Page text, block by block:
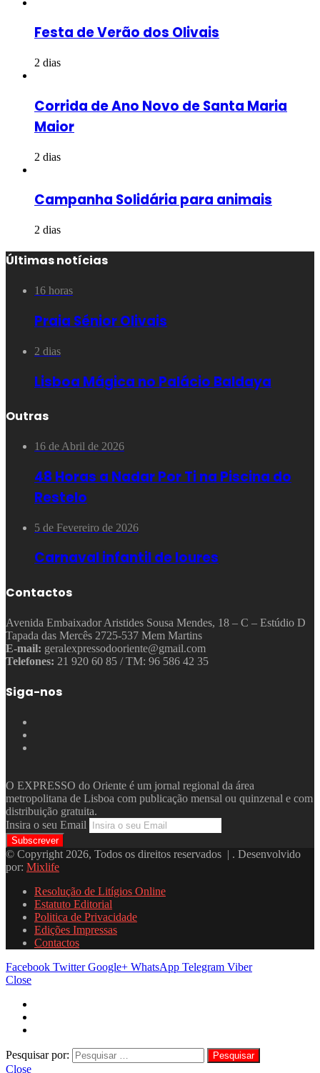
Festa de Verão dos Olivais
2 dias
Corrida de Ano Novo de Santa Maria
Maior
2 dias
Campanha Solidária para animais
2 dias
Últimas notícias
16 horas
Praia Sénior Olivais
2 dias
Lisboa Mágica no Palácio Baldaya
Outras
16 de Abril de 2026
48 Horas a Nadar Por Ti na Piscina do
Restelo
5 de Fevereiro de 2026
Carnaval infantil de loures
Contactos
Avenida Embaixador Aristides Sousa Mendes, 18 – C – Estúdio D
Tapada das Mercês 2725-537 Mem Martins
E-mail: geralexpressodooriente@gmail.com
Telefones: 21 920 60 85 / TM: 96 586 42 35
Siga-nos
O EXPRESSO do Oriente é um jornal regional da área
metropolitana de Lisboa com publicação mensal ou quinzenal e com
distribuição gratuita.
Insira o seu Email
© Copyright 2026, Todos os direitos reservados | . Desenvolvido
por: Mixlife
Resolução de Litígios Online
Estatuto Editorial
Politica de Privacidade
Edições Impressas
Contactos
Facebook Twitter Google+ WhatsApp Telegram Viber
Close
Pesquisar por:
Close